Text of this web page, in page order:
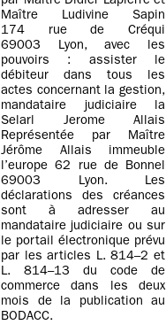
Maître Ludivine Sapin
174 rue de Créqui
69003 Lyon, avec les
pouvoirs : assister le
débiteur dans tous les
actes concernant la gestion,
mandataire judiciaire la
Selarl Jerome Allais
Représentée par Maître
Jérôme Allais immeuble
l’europe 62 rue de Bonnel
69003 Lyon. Les
déclarations des créances
sont à adresser au
mandataire judiciaire ou sur
le portail électronique prévu
par les articles L. 814–2 et
L. 814–13 du code de
commerce dans les deux
mois de la publication au
BODACC.